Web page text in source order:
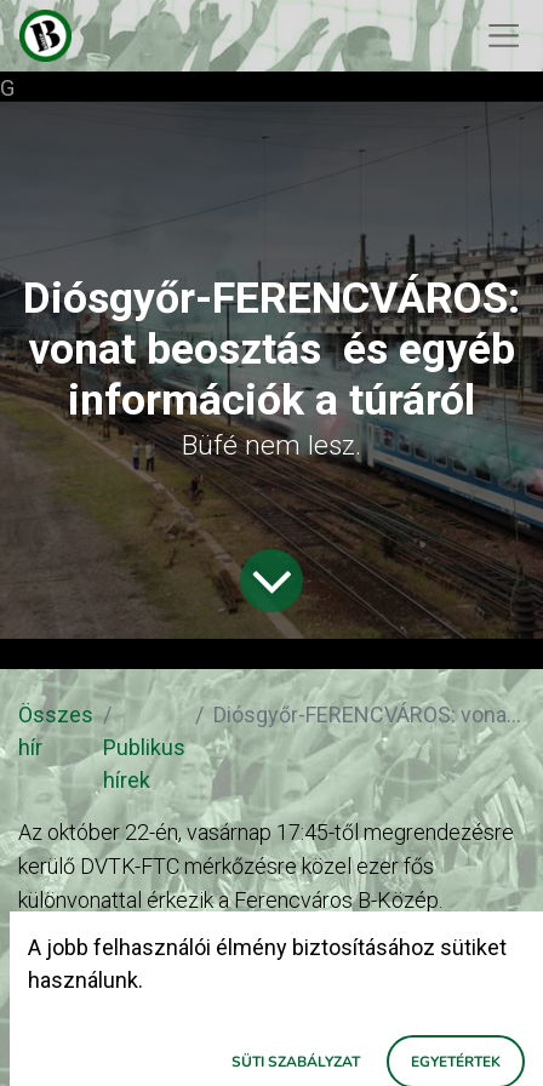
G
Diósgyőr-FERENCVÁROS:
vonat beosztás és egyéb
információk a túráról
Büfé nem lesz.
Összes
hír
Publikus
hírek
Diósgyőr-FERENCVÁROS: vonat beosztás és egyéb információk a túráról
Az október 22-én, vasárnap 17:45-től megrendezésre
kerülő DVTK-FTC mérkőzésre közel ezer fős
különvonattal érkezik a Ferencváros B-Közép.
A több száz méter hosszú vonat szerelvény 1-től 11-
- a személyes
adatok védelme érdekében csakis fradibkozep.hu
A jobb felhasználói élmény biztosításához sütiket
használunk.
SÜTI SZABÁLYZAT EGYETÉRTEK